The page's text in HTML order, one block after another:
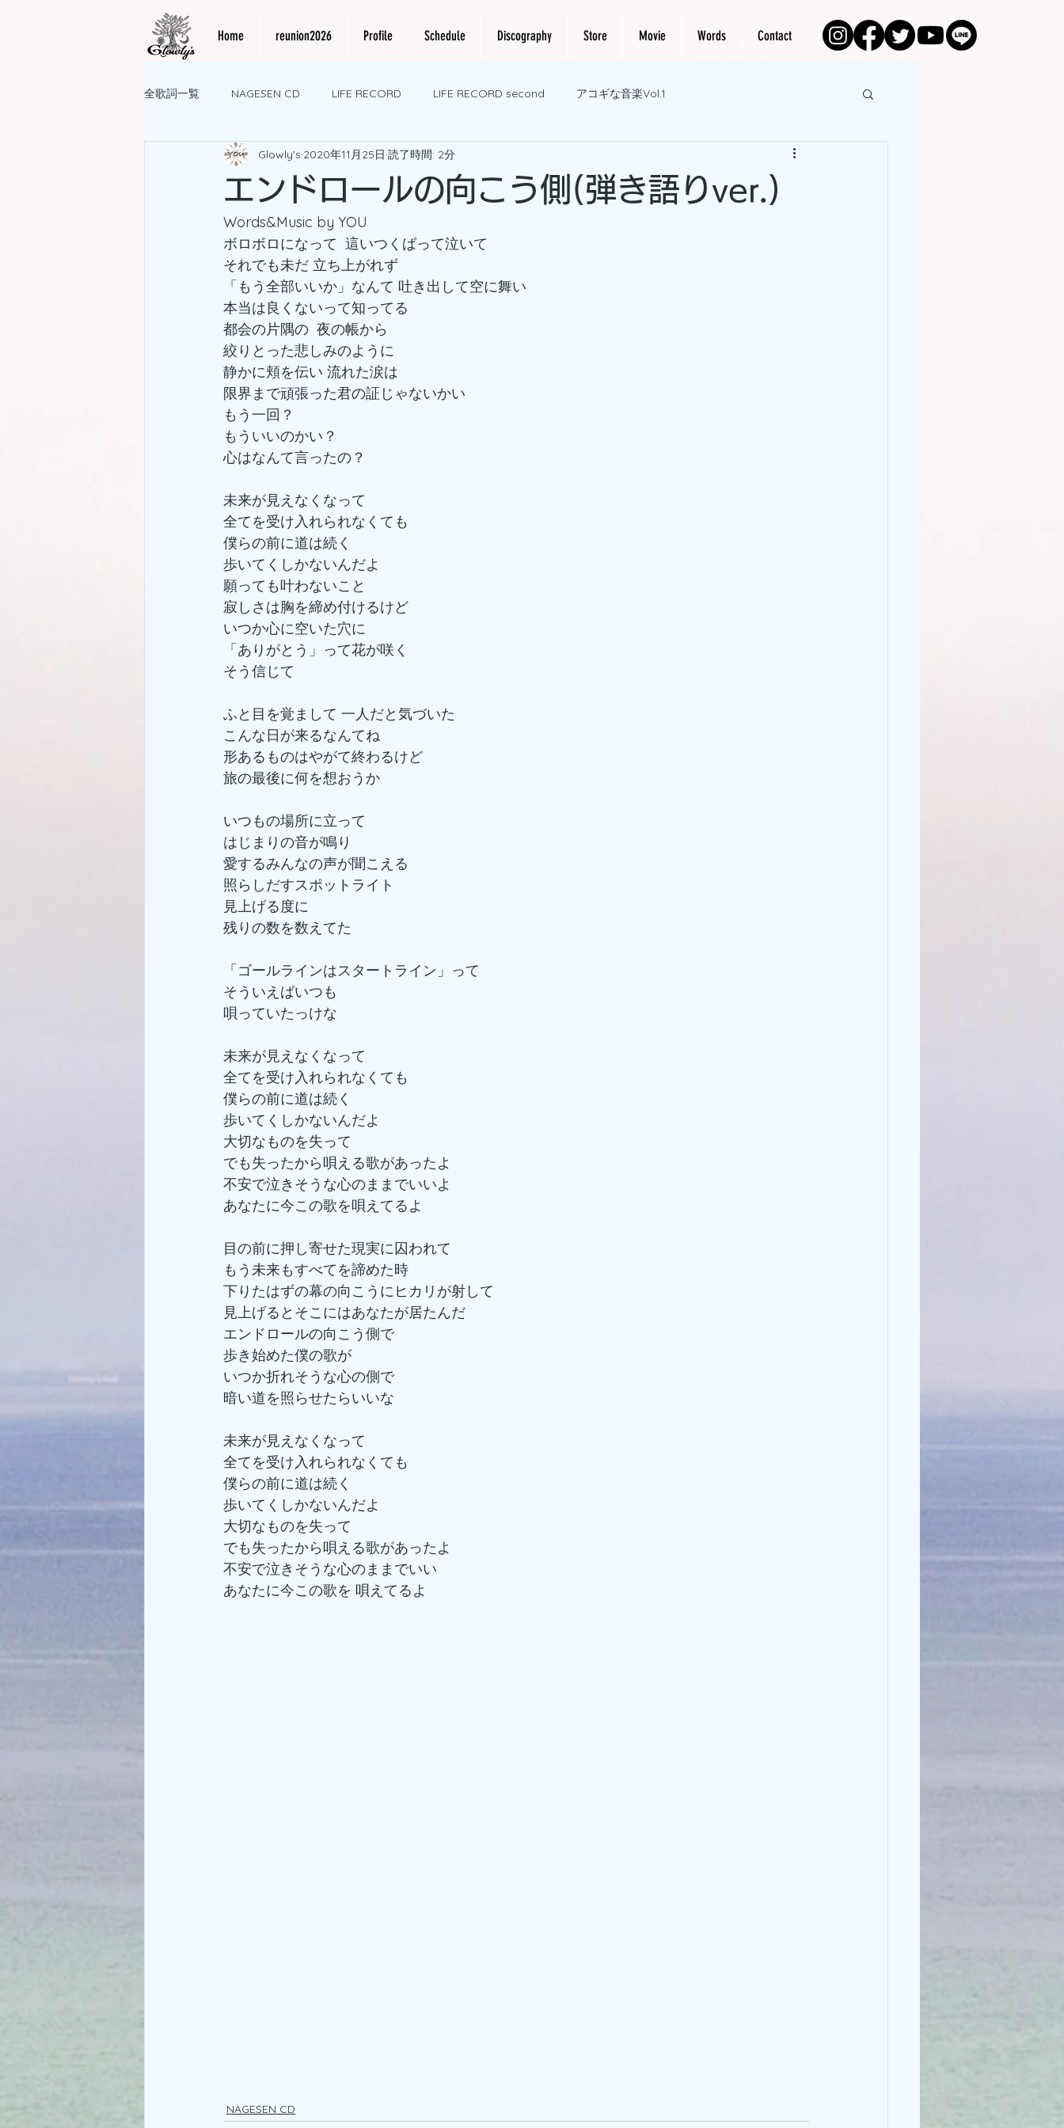
Home reunion2026 Profile Schedule Discography Store Movie Words Contact
全歌詞一覧 NAGESEN CD LIFE RECORD LIFE RECORD second アコギな音楽Vol.1
エンドロールの向こう側(弾き語りver.)
Glowly's 2020年11月25日 読了時間: 2分
Words&Music by YOU
ボロボロになって  這いつくばって泣いて
それでも未だ 立ち上がれず
「もう全部いいか」なんて 吐き出して空に舞い
本当は良くないって知ってる
都会の片隅の  夜の帳から
絞りとった悲しみのように
静かに頬を伝い 流れた涙は
限界まで頑張った君の証じゃないかい
もう一回？
もういいのかい？
心はなんて言ったの？
未来が見えなくなって
全てを受け入れられなくても
僕らの前に道は続く
歩いてくしかないんだよ
願っても叶わないこと
寂しさは胸を締め付けるけど
いつか心に空いた穴に
「ありがとう」って花が咲く
そう信じて
ふと目を覚まして 一人だと気づいた
こんな日が来るなんてね
形あるものはやがて終わるけど
旅の最後に何を想おうか
いつもの場所に立って
はじまりの音が鳴り
愛するみんなの声が聞こえる
照らしだすスポットライト
見上げる度に
残りの数を数えてた
「ゴールラインはスタートライン」って
そういえばいつも
唄っていたっけな
未来が見えなくなって
全てを受け入れられなくても
僕らの前に道は続く
歩いてくしかないんだよ
大切なものを失って
でも失ったから唄える歌があったよ
不安で泣きそうな心のままでいいよ
あなたに今この歌を唄えてるよ
目の前に押し寄せた現実に囚われて
もう未来もすべてを諦めた時
下りたはずの幕の向こうにヒカリが射して
見上げるとそこにはあなたが居たんだ
エンドロールの向こう側で
歩き始めた僕の歌が
いつか折れそうな心の側で
暗い道を照らせたらいいな
未来が見えなくなって
全てを受け入れられなくても
僕らの前に道は続く
歩いてくしかないんだよ
大切なものを失って
でも失ったから唄える歌があったよ
不安で泣きそうな心のままでいい
あなたに今この歌を 唄えてるよ
NAGESEN CD